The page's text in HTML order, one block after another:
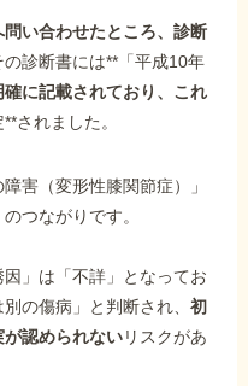
い合わせたところ、診断
の診断書には**「平成10年
確に記載されており、これ
されました。
害（変形性膝関節症）」
つながりです。
」は「不詳」となってお
の傷病」と判断され、初
認められないリスクがあ